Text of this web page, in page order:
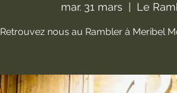
mar. 31 mars Le
Retrouvez nous au Rambler à Meribel